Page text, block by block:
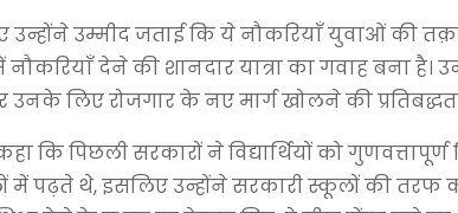
उम्मीद जताई कि ये नौकरियाँ युवाओं की
देने की शानदार यात्रा का गवाह बना है।
लिए रोजगार के नए मार्ग खोलने की प्रतिबद्धता
पिछली सरकारों ने विद्यार्थियों को गुणवत्तापूर्ण
में पढ़ते थे, इसलिए उन्होंने सरकारी स्कूलों की तरफ